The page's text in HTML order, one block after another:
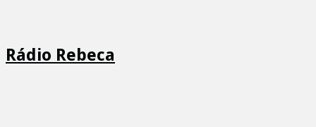
Rádio Rebeca